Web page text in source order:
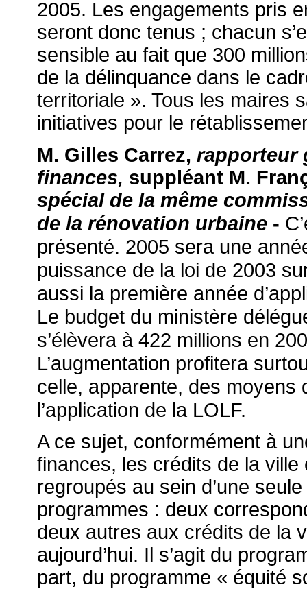
2005. Les engagements pris
seront donc tenus ; chacun
sensible au fait que 300
de la délinquance dans le
territoriale ». Tous les maires
initiatives pour le
M. Gilles Carrez, rapporteur
finances, suppléant M.
spécial de la même
de la rénovation urbaine -
présenté. 2005 sera une
puissance de la loi de 2003
aussi la première année
Le budget du ministère
s’élèvera à 422 millions en
L’augmentation profitera
celle, apparente, des moyens
l’application de la LOLF.
A ce sujet, conformément à
finances, les crédits de la
regroupés au sein d’une
programmes : deux
deux autres aux crédits de la
aujourd’hui. Il s’agit du
part, du programme « équité